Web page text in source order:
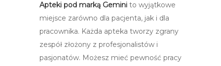
Apteki pod marką Gemini to wyjątkowe
miejsce zarówno dla pacjenta, jak i dla
pracownika. Każda apteka tworzy zgrany
zespół złożony z profesjonalistów i
pasjonatów. Możesz mieć pewność pracy